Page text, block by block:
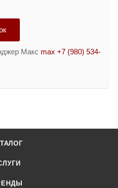
Макс max +7 (980) 534-